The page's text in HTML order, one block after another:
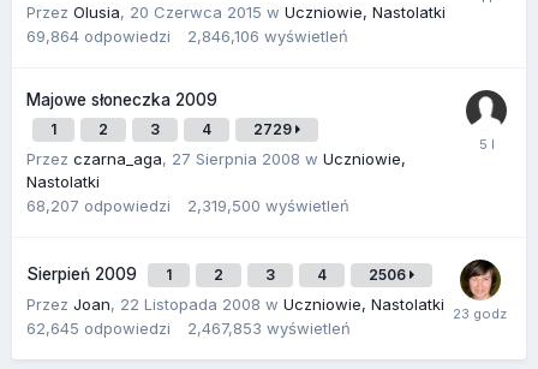
Przez Olusia, 20 Czerwca 2015 w Uczniowie, Nastolatki
69,864 odpowiedzi 2,846,106 wyświetleń
Majowe słoneczka 2009
1 2 3 4 2729
Przez czarna_aga, 27 Sierpnia 2008 w Uczniowie,
Nastolatki
68,207 odpowiedzi 2,319,500 wyświetleń
Sierpień 2009 1 2 3 4 2506
Przez Joan, 22 Listopada 2008 w Uczniowie, Nastolatki
62,645 odpowiedzi 2,467,853 wyświetleń